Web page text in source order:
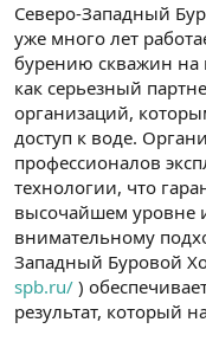
Северо-Западный
уже много лет
бурению скважин на
как серьезный
организаций,
доступ к воде.
профессионалов
технологии, что
высочайшем уровне
внимательному
Западный Буровой
spb.ru/ )
результат, который